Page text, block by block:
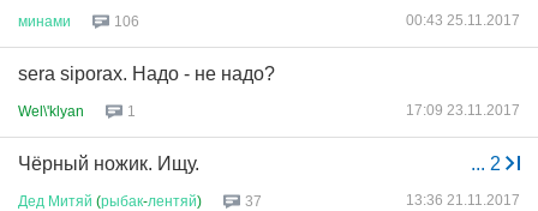
минами 106 00:43 25.11.2017
sera siporax. Надо - не надо?
Wel\'klyan 1 17:09 23.11.2017
... 2
Чёрный ножик. Ищу.
Дед Митяй (рыбак-лентяй) 37 13:36 21.11.2017